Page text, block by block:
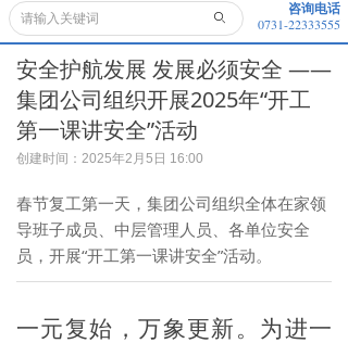
便民服务
采购信息
子公司
ꄙ
咨询电话
0731-22333555
安全护航发展 发展必须安全 ——
集团公司组织开展2025年“开工
第一课讲安全”活动
创建时间： 2025年2月5日 16:00
春节复工第一天，集团公司组织全体在家领
导班子成员、中层管理人员、各单位安全
员，开展“开工第一课讲安全”活动。
一元复始，万象更新。为进一